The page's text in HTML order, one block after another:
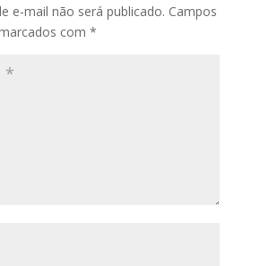
e-mail não será publicado. Campos
com *